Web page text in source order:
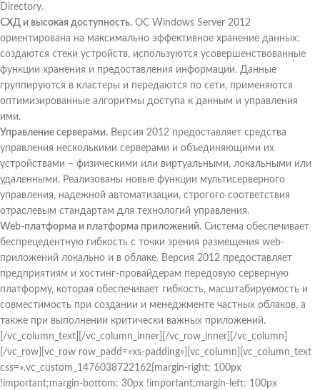
Directory.
СХД и высокая доступность. ОС Windows Server 2012
ориентирована на максимально эффективное хранение данных:
создаются стеки устройств, используются усовершенствованные
функции хранения и предоставления информации. Данные
группируются в кластеры и передаются по сети, применяются
оптимизированные алгоритмы доступа к данным и управления
ими.
Управление серверами. Версия 2012 предоставляет средства
управления несколькими серверами и объединяющими их
устройствами – физическими или виртуальными, локальными или
удаленными. Реализованы новые функции мультисерверного
управления, надежной автоматизации, строгого соответствия
отраслевым стандартам для технологий управления.
Web-платформа и платформа приложений. Система обеспечивает
беспрецедентную гибкость с точки зрения размещения web-
приложений локально и в облаке. Версия 2012 предоставляет
предприятиям и хостинг-провайдерам передовую серверную
платформу, которая обеспечивает гибкость, масштабируемость и
совместимость при создании и менеджменте частных облаков, а
также при выполнении критически важных приложений.
[/vc_column_text][/vc_column_inner][/vc_row_inner][/vc_column]
[/vc_row][vc_row row_padd=»xs-padding»][vc_column][vc_column_text
css=».vc_custom_1476038722162{margin-right: 100px
!important;margin-bottom: 30px !important;margin-left: 100px